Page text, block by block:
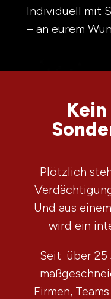
Individuell mit
– an eurem
Plötzlich
Und aus
wird ein
Seit über 25
Firmen,